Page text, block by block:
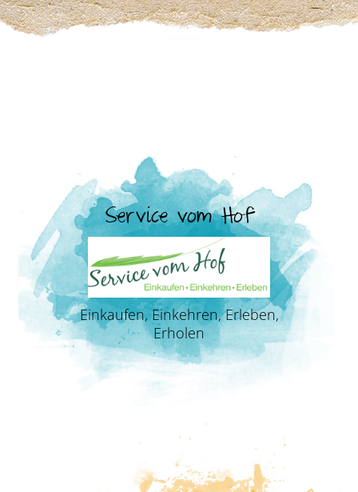
Service vom Hof
Einkaufen, Einkehren, Erleben,
Erholen